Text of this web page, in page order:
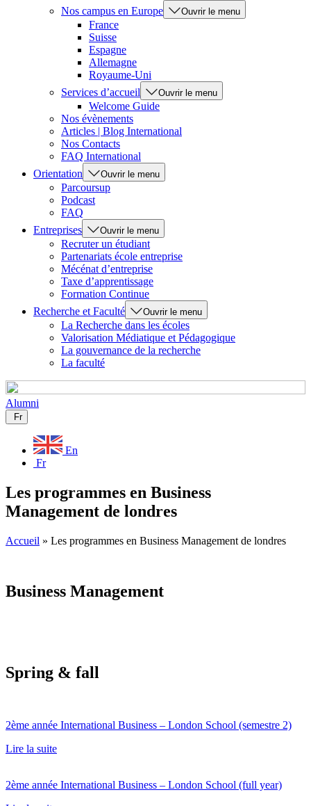
Nos campus en Europe
Ouvrir le menu
France
Suisse
Espagne
Allemagne
Royaume-Uni
Services d’accueil
Ouvrir le menu
Welcome Guide
Nos évènements
Articles | Blog International
Nos Contacts
FAQ International
Orientation
Ouvrir le menu
Parcoursup
Podcast
FAQ
Entreprises
Ouvrir le menu
Recruter un étudiant
Partenariats école entreprise
Mécénat d’entreprise
Taxe d’apprentissage
Formation Continue
Recherche et Faculté
Ouvrir le menu
La Recherche dans les écoles
Valorisation Médiatique et Pédagogique
La gouvernance de la recherche
La faculté
Alumni
Fr
En
Fr
Les programmes en Business
Management de londres
Accueil » Les programmes en Business Management de londres
Business Management
Spring & fall
2ème année International Business – London School (semestre 2)
Lire la suite
2ème année International Business – London School (full year)